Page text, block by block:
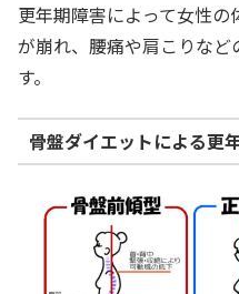
更年期障害によって女性
が崩れ、腰痛や肩こりな
す。
骨盤ダイエットによる更